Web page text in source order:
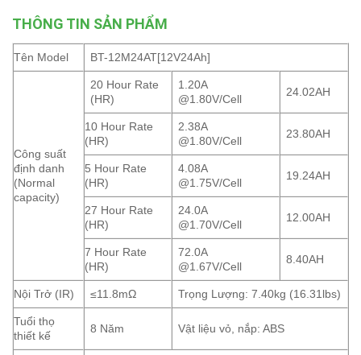
THÔNG TIN SẢN PHẨM
Tên Model BT-12M24AT[12V24Ah]
Công suất
định danh
(Normal
capacity)
20 Hour Rate
(HR)
1.20A
@1.80V/Cell
24.02AH
10 Hour Rate
(HR)
2.38A
@1.80V/Cell
23.80AH
5 Hour Rate
(HR)
4.08A
@1.75V/Cell
19.24AH
27 Hour Rate
(HR)
24.0A
@1.70V/Cell
12.00AH
7 Hour Rate
(HR)
72.0A
@1.67V/Cell
8.40AH
Nội Trở (IR) ≤11.8mΩ Trọng Lượng: 7.40kg (16.31lbs)
Tuổi thọ
thiết kế
8 Năm Vật liệu vỏ, nắp: ABS